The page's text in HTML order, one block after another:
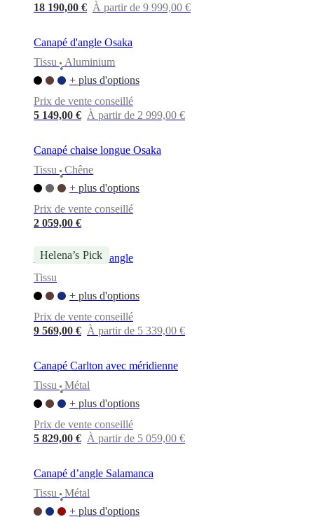
18 190,00 € À partir de 9 999,00 €
Canapé d'angle Osaka
Tissu
•
Aluminium
+ plus d'options
Prix de vente conseillé
5 149,00 € À partir de 2 999,00 €
Canapé chaise longue Osaka
Tissu
•
Chêne
+ plus d'options
Prix de vente conseillé
2 059,00 €
Helena’s Pick
Milano canapé d'angle
Tissu
+ plus d'options
Prix de vente conseillé
9 569,00 € À partir de 5 339,00 €
Canapé Carlton avec méridienne
Tissu
•
Métal
+ plus d'options
Prix de vente conseillé
5 829,00 € À partir de 5 059,00 €
Canapé d’angle Salamanca
Tissu
•
Métal
+ plus d'options